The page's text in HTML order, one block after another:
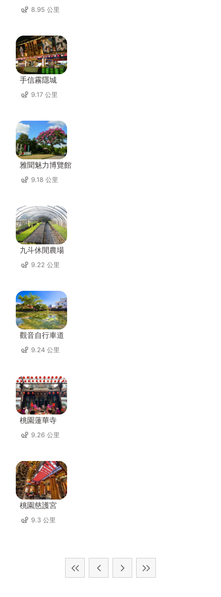
8.95 公里
手信霧隱城
9.17 公里
雅聞魅力博覽館
9.18 公里
九斗休閒農場
9.22 公里
觀音自行車道
9.24 公里
桃園蓮華寺
9.26 公里
桃園慈護宮
9.3 公里